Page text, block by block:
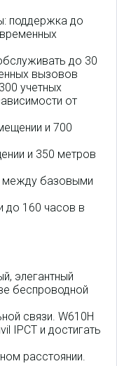
поддержка до
до 30
вызовов
учетных
от
и 700
и 350 метров
между базовыми
до 160 часов в
элегантный
беспроводной
связи. W610H
IPCT и достигать
расстоянии.